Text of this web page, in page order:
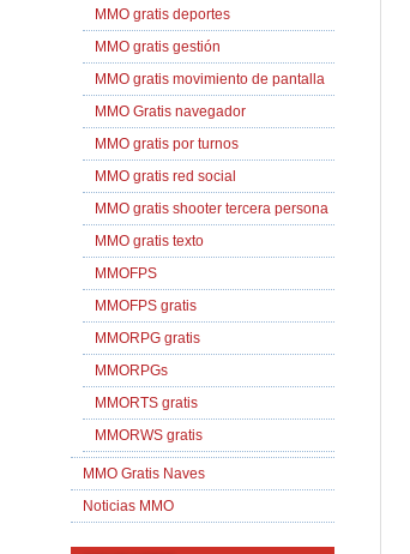
MMO gratis deportes
MMO gratis gestión
MMO gratis movimiento de pantalla
MMO Gratis navegador
MMO gratis por turnos
MMO gratis red social
MMO gratis shooter tercera persona
MMO gratis texto
MMOFPS
MMOFPS gratis
MMORPG gratis
MMORPGs
MMORTS gratis
MMORWS gratis
MMO Gratis Naves
Noticias MMO